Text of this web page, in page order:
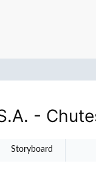
-
Storyboard